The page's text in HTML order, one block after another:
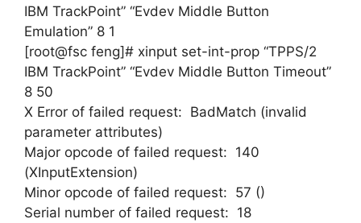
IBM TrackPoint” “Evdev Middle Button
Emulation” 8 1
[root@fsc feng]# xinput set-int-prop “TPPS/2
IBM TrackPoint” “Evdev Middle Button Timeout”
8 50
X Error of failed request: BadMatch (invalid
parameter attributes)
Major opcode of failed request: 140
(XInputExtension)
Minor opcode of failed request: 57 ()
Serial number of failed request: 18